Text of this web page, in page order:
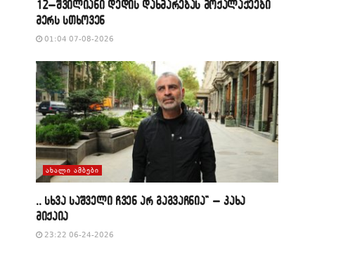
12–შვილიანი დედის დახმარებას მოქალაქეები
მერს სთხოვენ
01:04 07-08-2026
ᲐᲮᲐᲚᲘ ᲐᲛᲑᲔᲑᲘ
,, სხვა საშველი ჩვენ არ გაგვაჩნია” – კახა
მიქაია
23:22 06-24-2026